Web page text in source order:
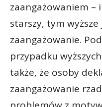
zaangażowaniem –
starszy, tym
zaangażowanie.
przypadku
także, że osoby
zaangażowanie